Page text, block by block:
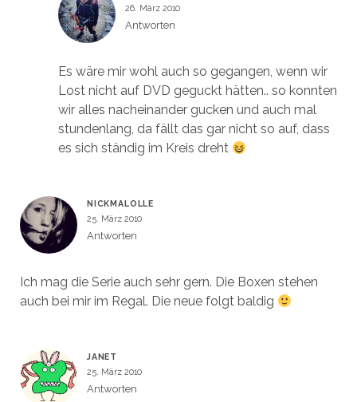
26. März 2010
Antworten
Es wäre mir wohl auch so gegangen, wenn wir
Lost nicht auf DVD geguckt hätten.. so konnten
wir alles nacheinander gucken und auch mal
stundenlang, da fällt das gar nicht so auf, dass
es sich ständig im Kreis dreht
NICKMALOLLE
25. März 2010
Antworten
Ich mag die Serie auch sehr gern. Die Boxen stehen
auch bei mir im Regal. Die neue folgt baldig
JANET
25. März 2010
Antworten